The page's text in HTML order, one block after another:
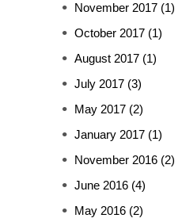
November 2017 (1)
October 2017 (1)
August 2017 (1)
July 2017 (3)
May 2017 (2)
January 2017 (1)
November 2016 (2)
June 2016 (4)
May 2016 (2)